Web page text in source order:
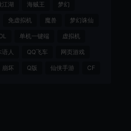
江湖 海贼王 梦幻
免虚拟机 魔兽 梦幻诛仙
单机一键端 虚拟机
语人 QQ飞车 网页游戏
崩坏 Q版 仙侠手游 CF